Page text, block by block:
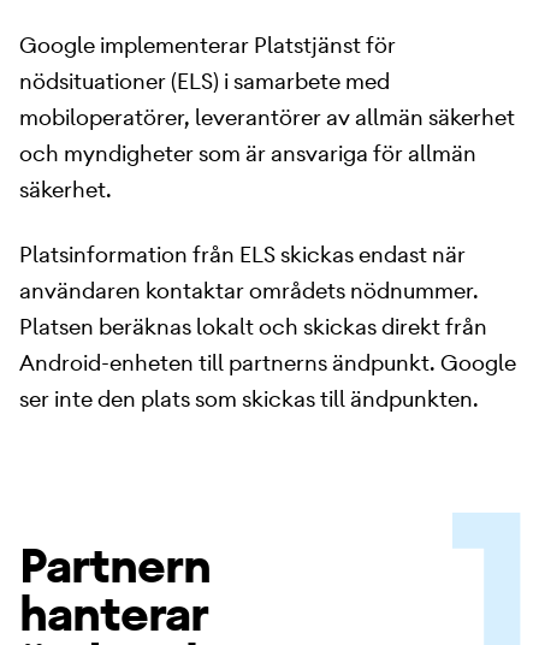
Google implementerar Platstjänst för
nödsituationer (ELS) i samarbete med
mobiloperatörer, leverantörer av allmän säkerhet
och myndigheter som är ansvariga för allmän
säkerhet.
Platsinformation från ELS skickas endast när
användaren kontaktar områdets nödnummer.
Platsen beräknas lokalt och skickas direkt från
Android-enheten till partnerns ändpunkt. Google
ser inte den plats som skickas till ändpunkten.
Partnern
hanterar